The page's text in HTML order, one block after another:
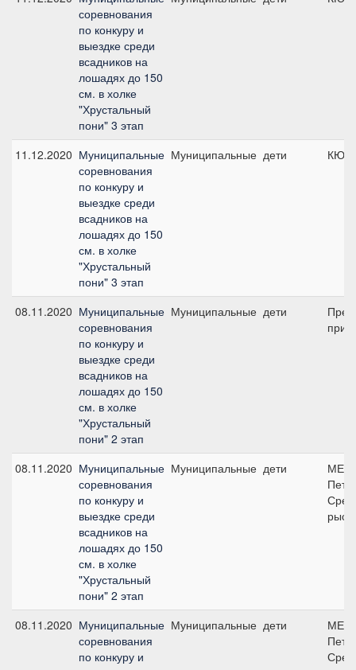
соревнования
по конкуру и
выездке среди
всадников на
лошадях до 150
см. в холке
"Хрустальный
пони" 3 этап
11.12.2020 Муниципальные
соревнования
по конкуру и
выездке среди
всадников на
лошадях до 150
см. в холке
"Хрустальный
пони" 3 этап
Муниципальные дети КЮР
08.11.2020 Муниципальные
соревнования
по конкуру и
выездке среди
всадников на
лошадях до 150
см. в холке
"Хрустальный
пони" 2 этап
Муниципальные дети
приз
08.11.2020 Муниципальные
соревнования
по конкуру и
выездке среди
всадников на
лошадях до 150
см. в холке
"Хрустальный
пони" 2 этап
Муниципальные дети
МЕ
08.11.2020 Муниципальные
соревнования
по конкуру и
Муниципальные дети
МЕ